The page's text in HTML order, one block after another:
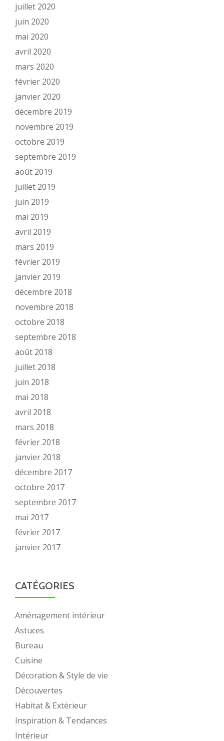
juillet 2020
juin 2020
mai 2020
avril 2020
mars 2020
février 2020
janvier 2020
décembre 2019
novembre 2019
octobre 2019
septembre 2019
août 2019
juillet 2019
juin 2019
mai 2019
avril 2019
mars 2019
février 2019
janvier 2019
décembre 2018
novembre 2018
octobre 2018
septembre 2018
août 2018
juillet 2018
juin 2018
mai 2018
avril 2018
mars 2018
février 2018
janvier 2018
décembre 2017
octobre 2017
septembre 2017
mai 2017
février 2017
janvier 2017
CATÉGORIES
Aménagement intérieur
Astuces
Bureau
Cuisine
Décoration & Style de vie
Découvertes
Habitat & Extérieur
Inspiration & Tendances
Intérieur